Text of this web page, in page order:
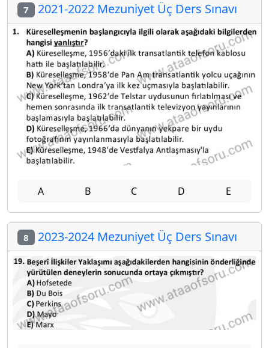
7 2021-2022 Mezuniyet Üç Ders Sınavı
A B C D E
8 2023-2024 Mezuniyet Üç Ders Sınavı